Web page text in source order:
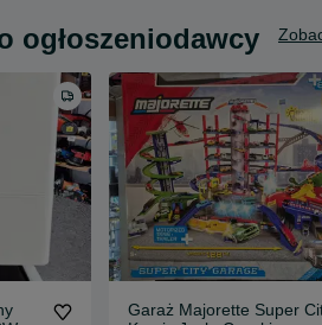
ogłoszeniodawcy
Garaż Majorette Super